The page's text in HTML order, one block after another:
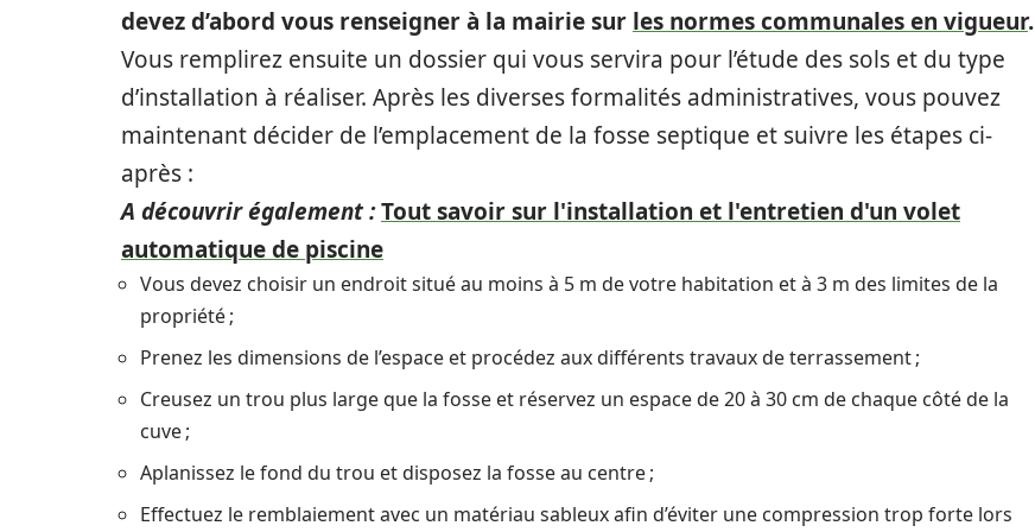
devez d’abord vous renseigner à la mairie sur les normes communales en vigueur.
Vous remplirez ensuite un dossier qui vous servira pour l’étude des sols et du type
d’installation à réaliser. Après les diverses formalités administratives, vous pouvez
maintenant décider de l’emplacement de la fosse septique et suivre les étapes ci-
après :
A découvrir également :Tout savoir sur l'installation et l'entretien d'un volet
automatique de piscine
Vous devez choisir un endroit situé au moins à 5 m de votre habitation et à 3 m des limites de la
propriété ;
Prenez les dimensions de l’espace et procédez aux différents travaux de terrassement ;
Creusez un trou plus large que la fosse et réservez un espace de 20 à 30 cm de chaque côté de la
cuve ;
Aplanissez le fond du trou et disposez la fosse au centre ;
Effectuez le remblaiement avec un matériau sableux afin d’éviter une compression trop forte lors